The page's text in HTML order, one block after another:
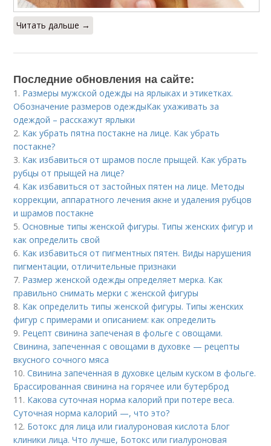
Читать дальше →
Последние обновления на сайте:
1. Размеры мужской одежды на ярлыках и этикетках.
Обозначение размеров одеждыКак ухаживать за
одеждой – расскажут ярлыки
2. Как убрать пятна постакне на лице. Как убрать
постакне?
3. Как избавиться от шрамов после прыщей. Как убрать
рубцы от прыщей на лице?
4. Как избавиться от застойных пятен на лице. Методы
коррекции, аппаратного лечения акне и удаления рубцов
и шрамов постакне
5.Основные типы женской фигуры. Типы женских фигур и
как определить свой
6. Как избавиться от пигментных пятен. Виды нарушения
пигментации, отличительные признаки
7. Размер женской одежды определяет мерка. Как
правильно снимать мерки с женской фигуры
8. Как определить типы женской фигуры. Типы женских
фигур с примерами и описанием: как определить
9. Рецепт свинина запеченая в фольге с овощами.
Свинина, запеченная с овощами в духовке — рецепты
вкусного сочного мяса
10.Свинина запеченная в духовке целым куском в фольге.
Брассированная свинина на горячее или бутерброд
11. Какова суточная норма калорий при потере веса.
Суточная норма калорий —, что это?
12. Ботокс для лица или гиалуроновая кислота Блог
клиники лица. Что лучше, Ботокс или гиалуроновая